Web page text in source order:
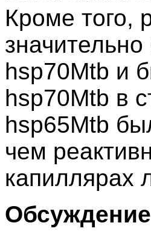
Кроме того,
hsp70Mtb и
hsp70Mtb в
hsp65Mtb
чем
капиллярах
Обсуждение